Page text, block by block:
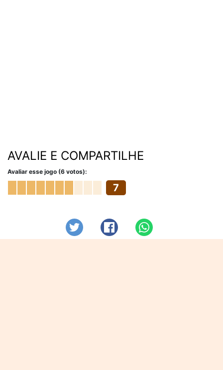
AVALIE E COMPARTILHE
Avaliar esse jogo (6 votos):
7